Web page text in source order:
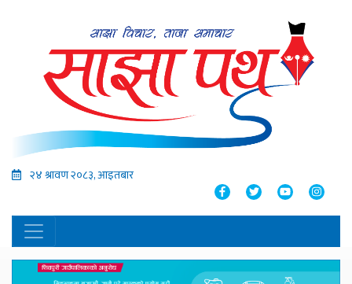
२४ श्रावण २०८३, आइतबार